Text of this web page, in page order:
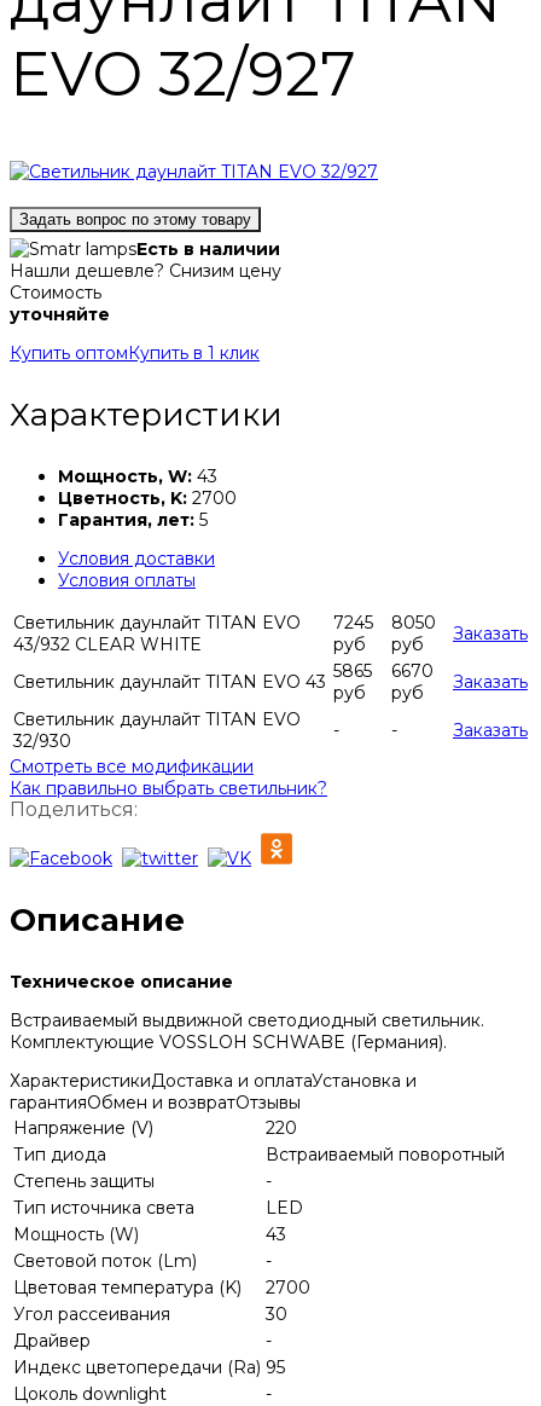
EVO 32/927
Задать вопрос по этому товару
Есть в наличии
Нашли дешевле? Снизим цену
Стоимость
уточняйте
Купить оптом Купить в 1 клик
Характеристики
Мощность, W: 43
Цветность, K: 2700
Гарантия, лет: 5
Условия доставки
Условия оплаты
Светильник даунлайт TITAN EVO
43/932 CLEAR WHITE
7245
руб
8050
руб
Заказать
Светильник даунлайт TITAN EVO 43 5865
руб
6670
руб
Заказать
Светильник даунлайт TITAN EVO
32/930
- -
Заказать
Смотреть все модификации
Как правильно выбрать светильник?
Поделиться:
Описание
Техническое описание
Встраиваемый выдвижной светодиодный светильник.
Комплектующие VOSSLOH SCHWABE (Германия).
ХарактеристикиДоставка и оплатаУстановка и
гарантияОбмен и возвратОтзывы
Напряжение (V)
220
Тип диода
Встраиваемый поворотный
Степень защиты
-
Тип источника света
LED
Мощность (W)
43
Световой поток (Lm)
-
Цветовая температура (K)
2700
Угол рассеивания
30
Драйвер
-
Индекс цветопередачи (Ra) 95
Цоколь downlight
-